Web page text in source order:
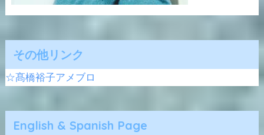
その他リンク
☆髙橋裕子アメブロ
English & Spanish Page